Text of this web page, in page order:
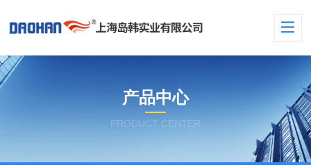
产品中心
PRODUCT CENTER